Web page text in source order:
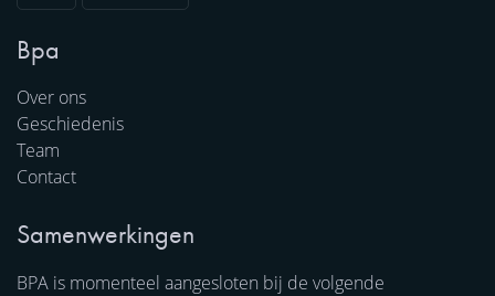
Bpa
Over ons
Geschiedenis
Team
Contact
Samenwerkingen
BPA is momenteel aangesloten bij de volgende